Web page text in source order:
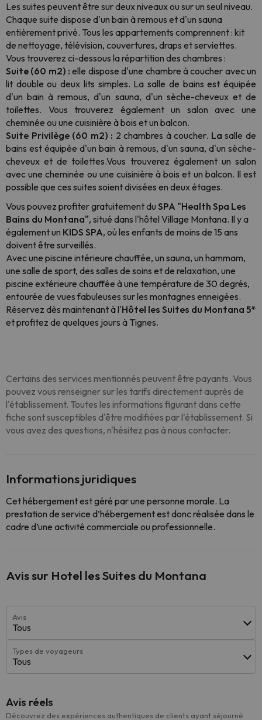
Les suites peuvent être sur deux niveaux ou sur un seul niveau.
Chaque suite dispose d'un bain à remous et d'un sauna
entièrement privé. Tous les appartements comprennent : kit
de nettoyage, télévision, couvertures, draps et serviettes.
Vous trouverez ci-dessous la répartition des chambres :
Suite (60 m2) :elle dispose d'une chambre à coucher avec un
lit double ou deux lits simples. La salle de bains est équipée
d'un bain à remous, d'un sauna, d'un sèche-cheveux et de
toilettes. Vous trouverez également un salon avec une
cheminée ou une cuisinière à bois et un balcon.
Suite Privilège (60 m2) : 2 chambres à coucher. Lasalle de
bains est équipée d'un bain à remous, d'un sauna, d'un sèche-
cheveux et de toilettes.Vous trouverez égalementun salon
avec une cheminée ou une cuisinière à bois et un balcon. Il est
possible que ces suites soient divisées en deux étages.
Vous pouvez profiter gratuitement du SPA "Health Spa Les
Bains du Montana", situé dans l'hôtel Village Montana. Il y a
également un KIDS SPA, où les enfants de moins de 15 ans
doivent être surveillés.
Avec une piscine intérieure chauffée, un sauna, un hammam,
une salle de sport, des salles de soins et de relaxation, une
piscine extérieure chauffée à une température de 30 degrés,
entourée de vues fabuleuses sur les montagnes enneigées.
Réservez dès maintenant à l'Hôtel les Suites du Montana 5*
et profitez de quelques jours à Tignes.
Certains des services mentionnés peuvent être payants. Vous
pouvez vous renseigner sur les tarifs directement auprès de
l'établissement. Toutes les informations figurant dans cette
fiche sont susceptibles d'être modifiées par l'établissement. Si
vous avez des questions, n'hésitez pas à nous contacter.
Informations juridiques
Cet hébergement est géré par une personne morale. La
prestation de service d’hébergement est donc réalisée dans le
cadre d’une activité commerciale ou professionnelle.
Avis sur Hotel les Suites du Montana
Avis
Tous
Types de voyageurs
Tous
Avis réels
Découvrez des expériences authentiques de clients ayant séjourné